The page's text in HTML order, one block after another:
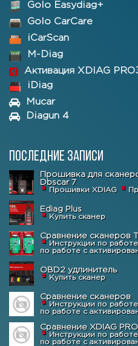
Golo Easydiag+
Golo CarCare
iCarScan
M-Diag
Активация XDIAG
iDiag
Mucar
Diagun 4
Последние записи
Прошивка для
Dbscar 7
Прошивки XDIAG
Ediag Plus
Купить сканер
Сравнение сканеров
Инструкции по
по работе с
OBD2 удлинитель
Купить сканер
Сравнение сканеров
Инструкции по
по работе с
Сравнение XDIAG
Инструкции по
по работе с